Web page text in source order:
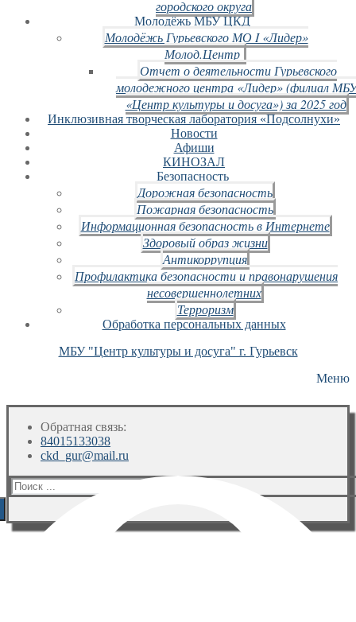
городского округа
Молодёжь МБУ ЦКД
Молодёжь Гурьевского МО I «Лидер»
Молод.Центр
Отчет о деятельности Гурьевского
молодежного центра «Лидер» (филиал
«Центр культуры и досуга») за 2025 год
Инклюзивная творческая лаборатория «Подсолнухи»
Новости
Афиши
КИНОЗАЛ
Безопасность
Дорожная безопасность
Пожарная безопасность
Информационная безопасность в Интернете
Здоровый образ жизни
Антикоррупция
Профилактика безопасности и правонарушения
несовершеннолетних
Терроризм
Обработка персональных данных
МБУ "Центр культуры и досуга" г. Гурьевск
Меню
Обратная связь:
84015133038
ckd_gur@mail.ru
Искать: